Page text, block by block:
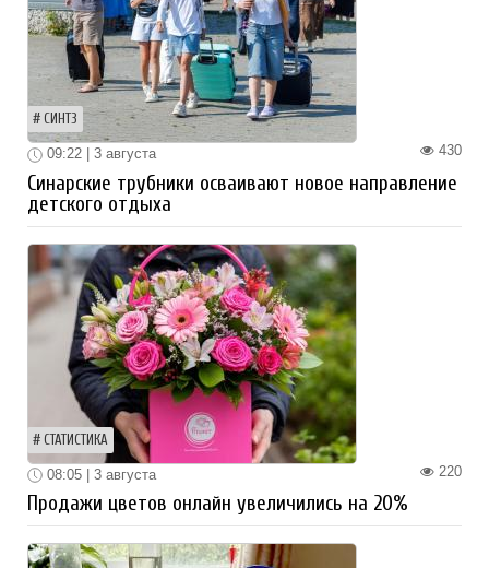
СИНТЗ
430
09:22 | 3 августа
Синарские трубники осваивают новое направление
детского отдыха
СТАТИСТИКА
220
08:05 | 3 августа
Продажи цветов онлайн увеличились на 20%